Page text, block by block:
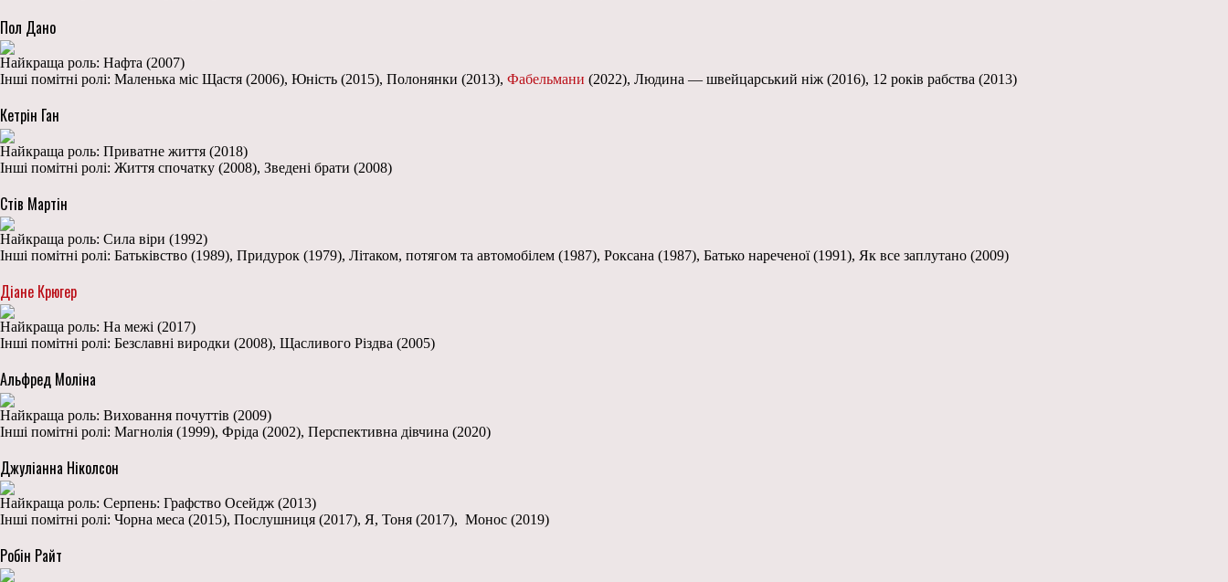
Пол Дано
Найкраща роль: Нафта (2007)
Інші помітні ролі: Маленька міс Щастя (2006), Юність (2015), Полонянки (2013), Фабельмани (2022), Людина — швейцарський ніж (2016), 12 років рабства (2013)
Кетрін Ган
Найкраща роль: Приватне життя (2018)
Інші помітні ролі: Життя спочатку (2008), Зведені брати (2008)
Стів Мартін
Найкраща роль: Сила віри (1992)
Інші помітні ролі: Батьківство (1989), Придурок (1979), Літаком, потягом та автомобілем (1987), Роксана (1987), Батько нареченої (1991), Як все заплутано (2009)
Діане Крюгер
Найкраща роль: На межі (2017)
Інші помітні ролі: Безславні виродки (2008), Щасливого Різдва (2005)
Альфред Моліна
Найкраща роль: Виховання почуттів (2009)
Інші помітні ролі: Магнолія (1999), Фріда (2002), Перспективна дівчина (2020)
Джуліанна Ніколсон
Найкраща роль: Серпень: Графство Осейдж (2013)
Інші помітні ролі: Чорна меса (2015), Послушниця (2017), Я, Тоня (2017), Монос (2019)
Робін Райт